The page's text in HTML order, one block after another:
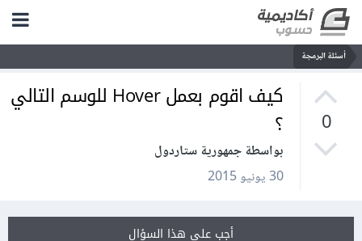
أسئلة البرمجة
0
كيف اقوم بعمل Hover للوسم التالي
؟
بواسطة جمهورية ستاردول
30 يونيو 2015
أجب على هذا السؤال